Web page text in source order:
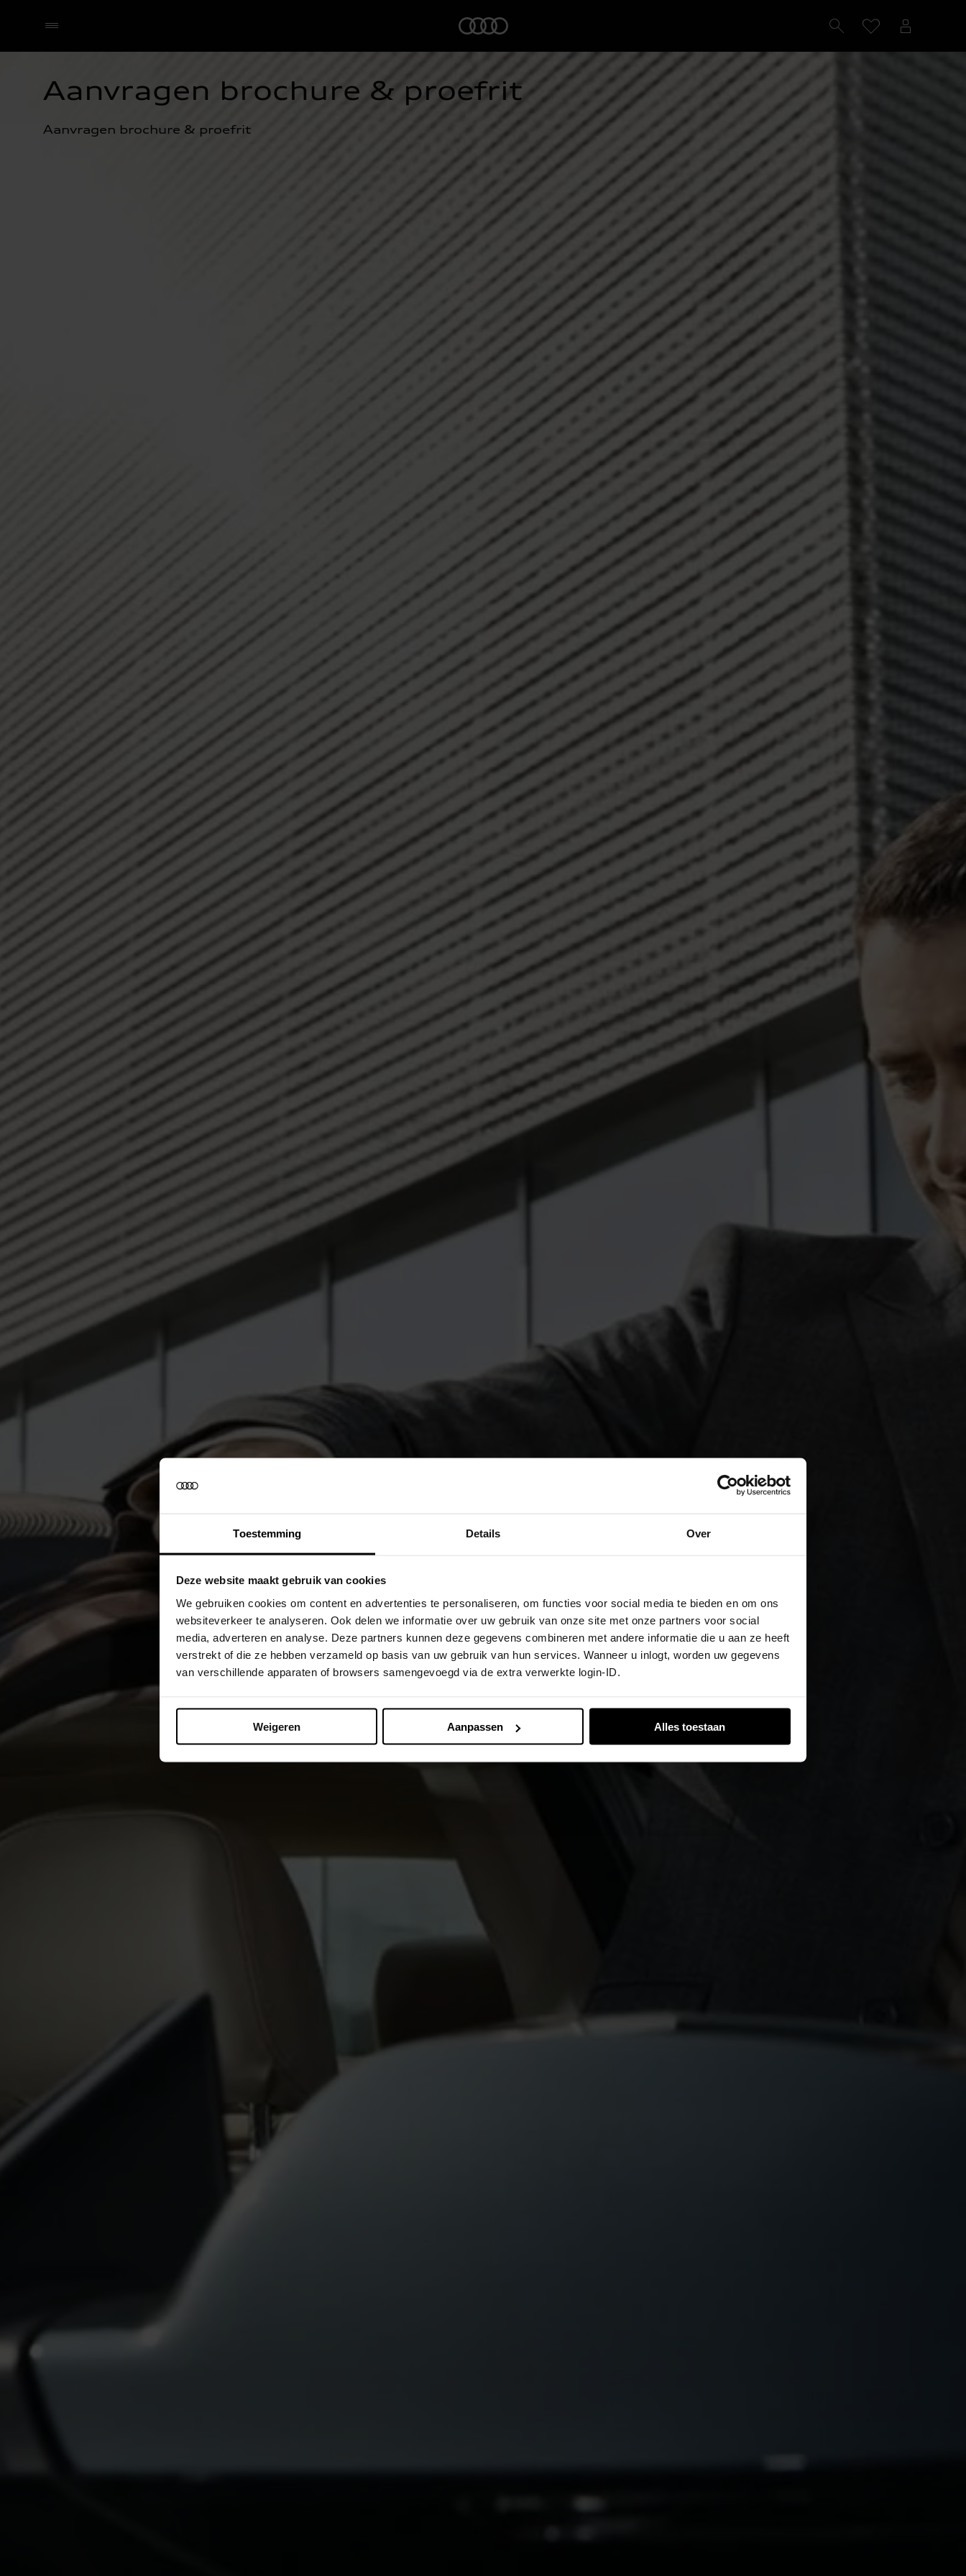
Toestemming Details Over
Deze website maakt gebruik van cookies
We gebruiken cookies om content en advertenties te personaliseren, om functies voor social media te bieden en om ons
websiteverkeer te analyseren. Ook delen we informatie over uw gebruik van onze site met onze partners voor social
media, adverteren en analyse. Deze partners kunnen deze gegevens combineren met andere informatie die u aan ze heeft
verstrekt of die ze hebben verzameld op basis van uw gebruik van hun services. Wanneer u inlogt, worden uw gegevens
van verschillende apparaten of browsers samengevoegd via de extra verwerkte login-ID.
Weigeren Aanpassen Alles toestaan
Selecteer een dealer
Aanvragen brochure & proefrit
Aanvragen brochure & proefrit